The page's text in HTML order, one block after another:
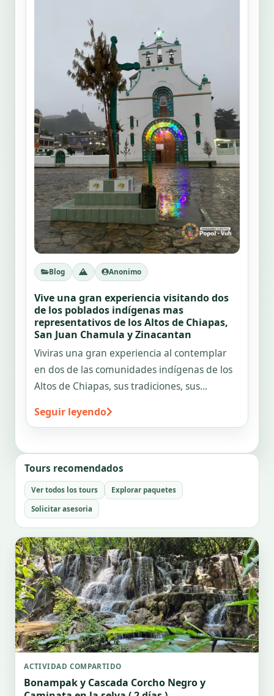
Blog Anonimo
Vive una gran experiencia visitando dos
de los poblados indígenas mas
representativos de los Altos de Chiapas,
San Juan Chamula y Zinacantan
Viviras una gran experiencia al contemplar
en dos de las comunidades indígenas de los
Altos de Chiapas, sus tradiciones, sus
Seguir leyendo
Tours recomendados
Ver todos los tours Explorar paquetes
Solicitar asesoria
ACTIVIDAD COMPARTIDO
Bonampak y Cascada Corcho Negro y